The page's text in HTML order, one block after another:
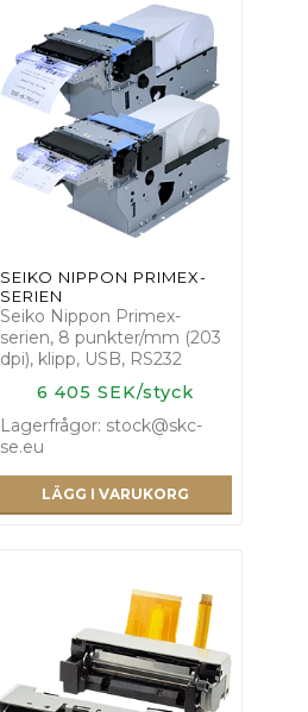
SEIKO NIPPON PRIMEX-
SERIEN
Seiko Nippon Primex-
serien, 8 punkter/mm (203
dpi), klipp, USB, RS232
6 405 SEK/styck
Lagerfrågor: stock@skc-
se.eu
LÄGG I VARUKORG